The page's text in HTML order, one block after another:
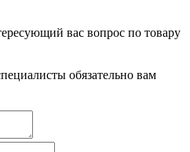
вас вопрос по товару
обязательно вам